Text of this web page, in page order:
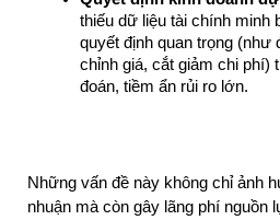
thiếu dữ liệu tài chính minh
quyết định quan trọng (như
chỉnh giá, cắt giảm chi phí)
đoán, tiềm ẩn rủi ro lớn.
Những vấn đề này không chỉ ảnh
nhuận mà còn gây lãng phí nguồn